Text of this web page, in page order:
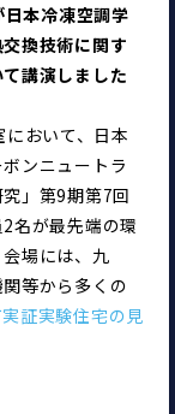
本冷凍空調学
換技術に関す
講演しました
おいて、日本
ンニュートラ
」第9期第7回
名が最先端の環
場には、九
等から多くの
証実験住宅の見